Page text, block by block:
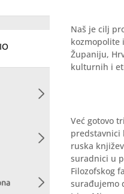
Naš je cilj
kozmopolite
Županiju,
kulturnih i
Već gotovo
predstavnici
ruska
suradnici u
Filozofskog
surađujemo